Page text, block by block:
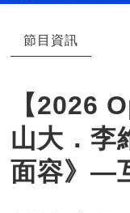
節目資訊
【2026
山大．李
面容》—